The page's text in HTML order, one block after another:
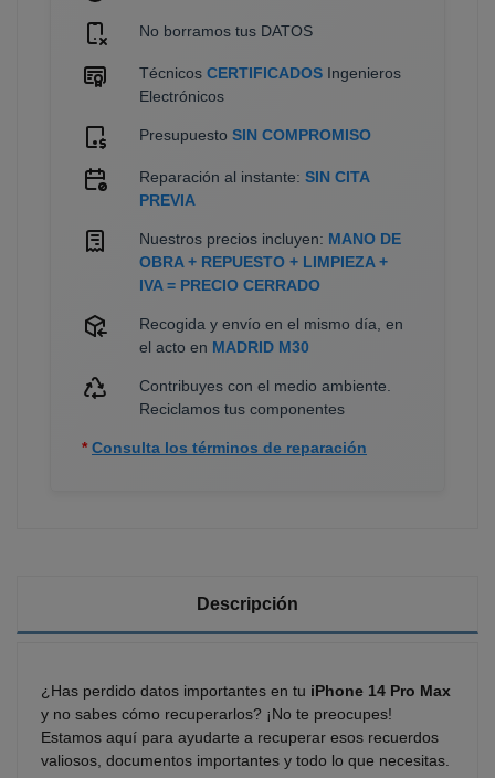
No borramos tus DATOS
Técnicos CERTIFICADOS Ingenieros
Electrónicos
Presupuesto SIN COMPROMISO
Reparación al instante: SIN CITA
PREVIA
Nuestros precios incluyen: MANO DE
OBRA + REPUESTO + LIMPIEZA +
IVA = PRECIO CERRADO
Recogida y envío en el mismo día, en
el acto en MADRID M30
Contribuyes con el medio ambiente.
Reciclamos tus componentes
* Consulta los términos de reparación
Descripción
¿Has perdido datos importantes en tu iPhone 14 Pro Max
y no sabes cómo recuperarlos? ¡No te preocupes!
Estamos aquí para ayudarte a recuperar esos recuerdos
valiosos, documentos importantes y todo lo que necesitas.